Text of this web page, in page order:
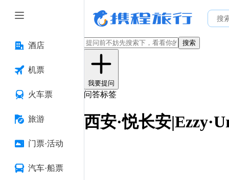
酒店
机票
火车票
旅游
门票·活动
汽车·船票
搜索
我要提问
问答标签
西安·悦长安